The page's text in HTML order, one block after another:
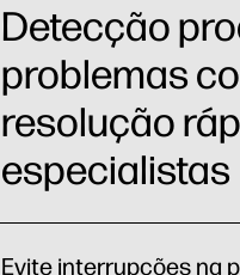
Detecção
problemas
resolução
especialistas
Evite interrupções na